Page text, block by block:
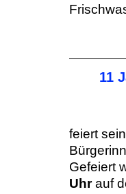
11
feiert
Gefeiert
Uhrauf